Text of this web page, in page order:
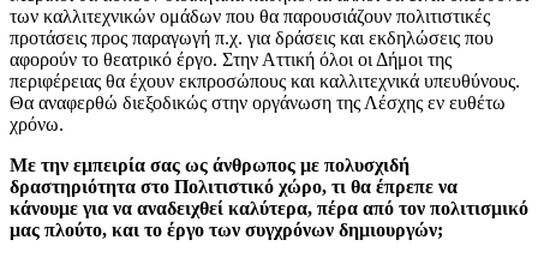
των καλλιτεχνικών ομάδων που θα παρουσιάζουν πολιτιστικές
προτάσεις προς παραγωγή π.χ. για δράσεις και εκδηλώσεις που
αφορούν το θεατρικό έργο. Στην Αττική όλοι οι Δήμοι της
περιφέρειας θα έχουν εκπροσώπους και καλλιτεχνικά υπευθύνους.
Θα αναφερθώ διεξοδικώς στην οργάνωση της Λέσχης εν ευθέτω
χρόνω.
Με την εμπειρία σας ως άνθρωπος με πολυσχιδή
δραστηριότητα στο Πολιτιστικό χώρο, τι θα έπρεπε να
κάνουμε για να αναδειχθεί καλύτερα, πέρα από τον πολιτισμικό
μας πλούτο, και το έργο των συγχρόνων δημιουργών;